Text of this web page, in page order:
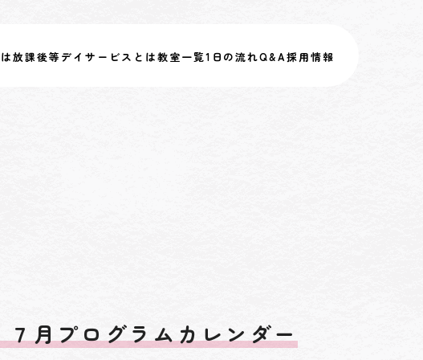
放課後等デイサービスとは教室一覧1日の流れQ&A採用情報
月プログラムカレンダー